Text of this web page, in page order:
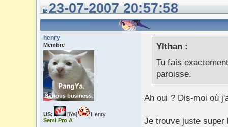
23-07-2007 20:57:58
henry
Membre
US: [iYa]
Henry
Semi Pro A
Ylthan :
Tu fais
paroisse.
Ah oui ? Dis-moi où
Je trouve juste super